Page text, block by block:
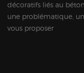
décoratifs liés au
une problématique,
vous proposer